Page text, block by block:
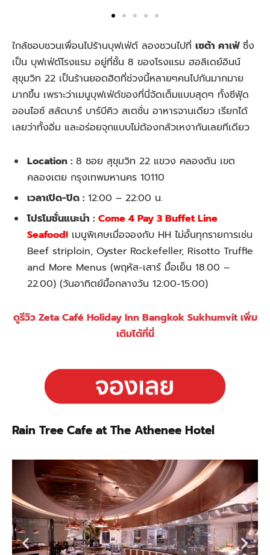
ใกล้ชอบชวนเพื่อนไปร้านบุฟเฟ่ต์ ลองชวนไปที่ เซต้า คาเฟ่ซึ่ง
เป็น บุฟเฟ่ต์โรงแรม อยู่ที่ชั้น 8 ของโรงแรม ฮอลิเดย์อินน์
สุขุมวิท 22 เป็นร้านยอดฮิตที่ช่วงนี้หลายๆคนไปกันมากมาย
มากขึ้น เพราะว่าเมนูบุฟเฟ่ต์ของที่นี่จัดเต็มแบบสุดๆ ทั้งซีฟุ้ด
ออนไอซ์ สลัดบาร์ บาร์บีคิว สเตชั่น อาหารจานเดียว เรียกได้
เลยว่าทั้งอิ่ม และอร่อยจุกแบบไม่ต้องกลัวเหงากันเลยทีเดียว
Location : 8 ซอย สุขุมวิท 22 แขวง คลองตัน เขต
คลองเตย กรุงเทพมหานคร 10110
เวลาเปิด-ปิด : 12:00 – 22:00 น.
โปรโมชั่นแนะนำ : Come 4 Pay 3 BuffetLine
Seafood! เมนูพิเศษเมื่อจองกับ HH ไม่อั้นทุกรายการเช่น
Beef striploin, Oyster Rockefeller, Risotto Truffle
and More Menus (พฤหัส-เสาร์ มื้อเย็น 18.00 –
22.00) (วันอาทิตย์มื้อกลางวัน 12:00-15:00)
ดูรีวิว Zeta Café Holiday Inn Bangkok Sukhumvit เพิ่ม
เติมได้ที่นี่
Rain Tree Cafe at The Athenee Hotel